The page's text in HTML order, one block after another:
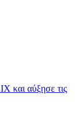
και αύξησε τις